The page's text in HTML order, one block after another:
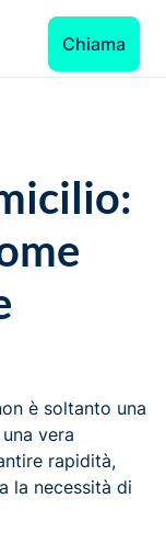
Chiama
è soltanto una
vera
rapidità,
la necessità di